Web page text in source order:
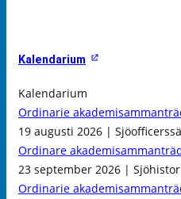
Kalendarium
Kalendarium
Ordinarie
19 augusti 2026 |
Ordinare
23 september 2026 |
Ordinarie